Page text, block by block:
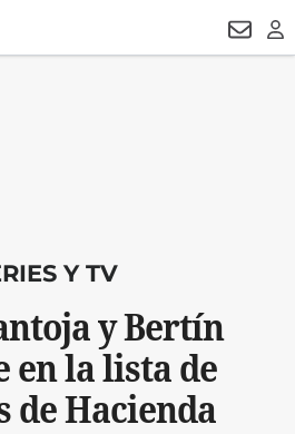
Y TV
y Bertín
en la lista de
de Hacienda